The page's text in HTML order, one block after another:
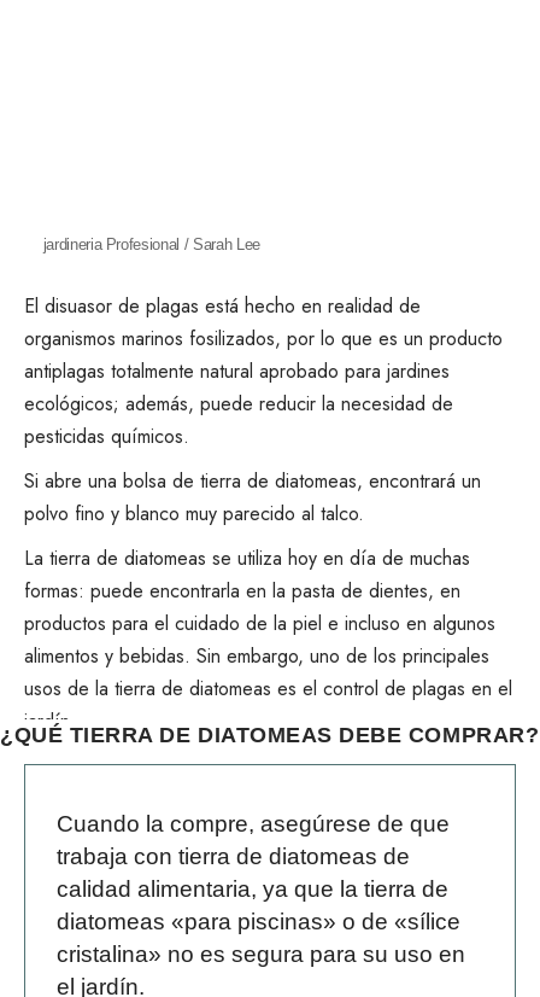
jardineria Profesional / Sarah Lee
El disuasor de plagas está hecho en realidad de
organismos marinos fosilizados, por lo que es un producto
antiplagas totalmente natural aprobado para jardines
ecológicos; además, puede reducir la necesidad de
pesticidas químicos.
Si abre una bolsa de tierra de diatomeas, encontrará un
polvo fino y blanco muy parecido al talco.
La tierra de diatomeas se utiliza hoy en día de muchas
formas: puede encontrarla en la pasta de dientes, en
productos para el cuidado de la piel e incluso en algunos
alimentos y bebidas. Sin embargo, uno de los principales
usos de la tierra de diatomeas es el control de plagas en el
jardín.
¿QUÉ TIERRA DE DIATOMEAS DEBE COMPRAR?
Cuando la compre, asegúrese de que
trabaja con tierra de diatomeas de
calidad alimentaria, ya que la tierra de
diatomeas «para piscinas» o de «sílice
cristalina» no es segura para su uso en
el jardín.